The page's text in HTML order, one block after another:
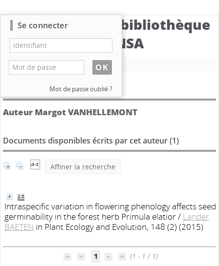
Catalogue de la bibliothèque
du CBNSA
Nouvelle recherche
Détail de l'auteur
Auteur Margot VANHELLEMONT
Documents disponibles écrits par cet auteur (1)
Affiner la recherche
Intraspecific variation in flowering phenology affects seed
germinability in the forest herb Primula elatior/ Lander
BAETEN in Plant Ecology and Evolution, 148 (2) (2015)
1 (1 - 1 / 1)
Se connecter
Mot de passe oublié ?